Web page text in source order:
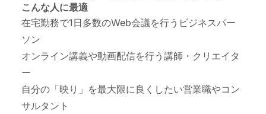
こんな人に最適
在宅勤務で1日多数のWeb会議を行うビジネスパー
ソン
オンライン講義や動画配信を行う講師・クリエイタ
ー
自分の「映り」を最大限に良くしたい営業職やコン
サルタント